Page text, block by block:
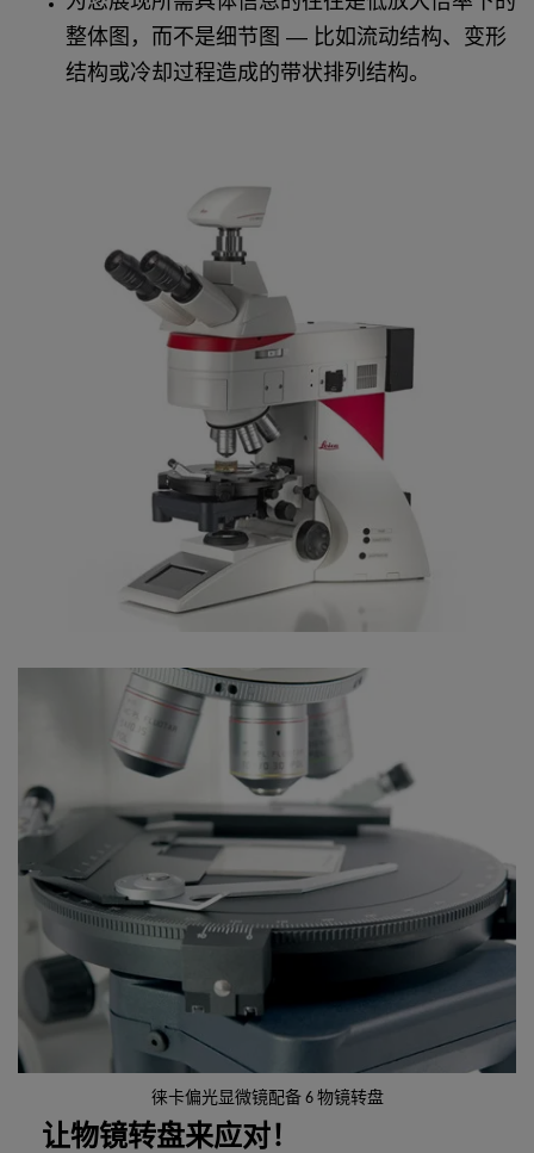
整体图，而不是细节图 — 比如流动结构、变形
结构或冷却过程造成的带状排列结构。
徕卡偏光显微镜配备 6 物镜转盘
让物镜转盘来应对！